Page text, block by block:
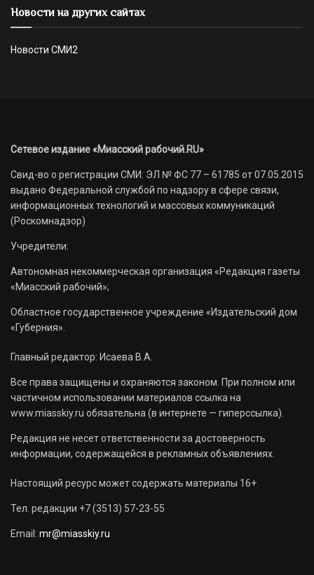
Новости на других сайтах
Новости СМИ2
Сетевое издание «Миасский рабочий.RU»
Свид-во о регистрации СМИ: ЭЛ № ФС 77 – 61785 от 07.05.2015
выдано Федеральной службой по надзору в сфере связи,
информационных технологий и массовых коммуникаций
(Роскомнадзор)
Учредители:
Автономная некоммерческая организация «Редакция газеты
«Миасский рабочий»;
Областное государственное учреждение «Издательский дом
«Губерния».
Главный редактор: Исаева В.А.
Все права защищены и охраняются законом. При полном или
частичном использовании материалов ссылка на
www.miasskiy.ru обязательна (в интернете — гиперссылка).
Редакция не несет ответственности за достоверность
информации, содержащейся в рекламных объявлениях.
Настоящий ресурс может содержать материалы 16+
Тел. редакции +7 (3513) 57-23-55
Email: mr@miasskiy.ru